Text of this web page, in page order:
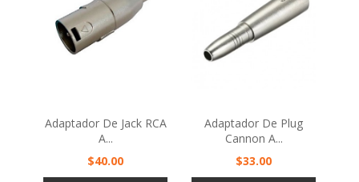
Adaptador De Jack RCA
A...
Precio
$40.00
Adaptador De Plug
Cannon A...
Precio
$33.00